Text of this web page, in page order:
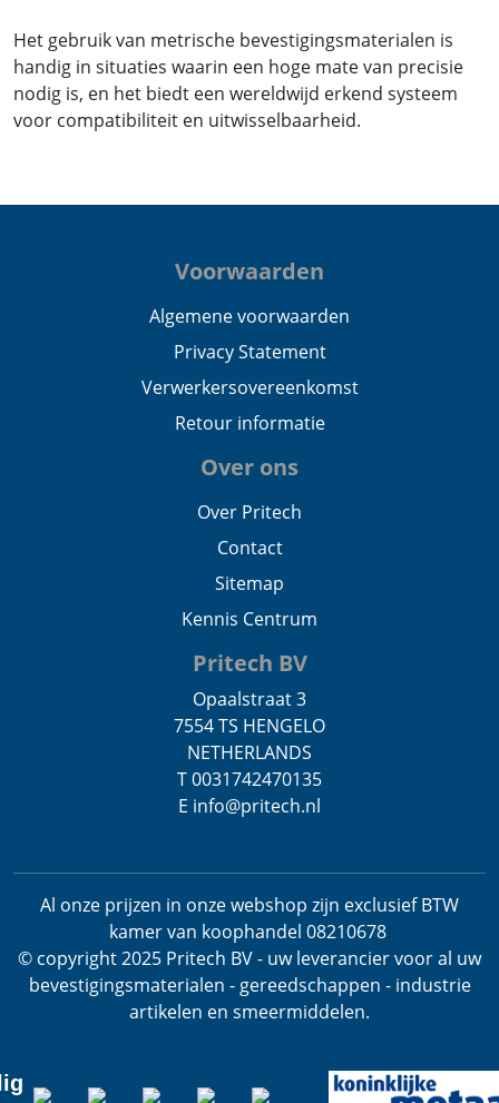
Het gebruik van metrische bevestigingsmaterialen is
handig in situaties waarin een hoge mate van precisie
nodig is, en het biedt een wereldwijd erkend systeem
voor compatibiliteit en uitwisselbaarheid.
Voorwaarden
Algemene voorwaarden
Privacy Statement
Verwerkersovereenkomst
Retour informatie
Over ons
Over Pritech
Contact
Sitemap
Kennis Centrum
Pritech BV
Opaalstraat 3
7554 TS HENGELO
NETHERLANDS
T 0031742470135
E info@pritech.nl
Al onze prijzen in onze webshop zijn exclusief BTW
kamer van koophandel 08210678.
© copyright 2025 Pritech BV - uw leverancier voor al uw
bevestigingsmaterialen - gereedschappen - industrie
artikelen en smeermiddelen.